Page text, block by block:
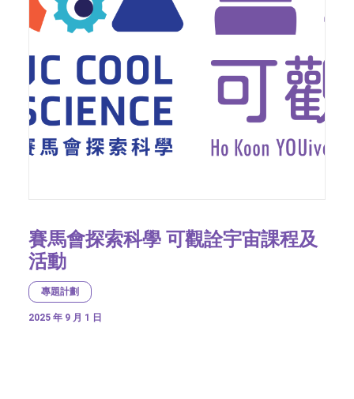
賽馬會探索科學 可觀詮宇宙課程及
活動
專題計劃
2025 年 9 月 1 日